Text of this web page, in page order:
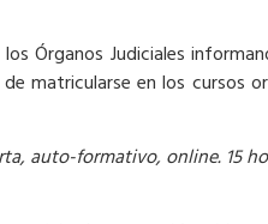
Órganos Judiciales
matricularse en los cursos
auto-formativo, online. 15